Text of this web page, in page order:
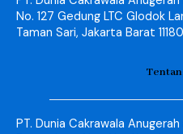
No. 127 Gedung LTC Glodok
Taman Sari, Jakarta Barat 11180
PT. Dunia Cakrawala